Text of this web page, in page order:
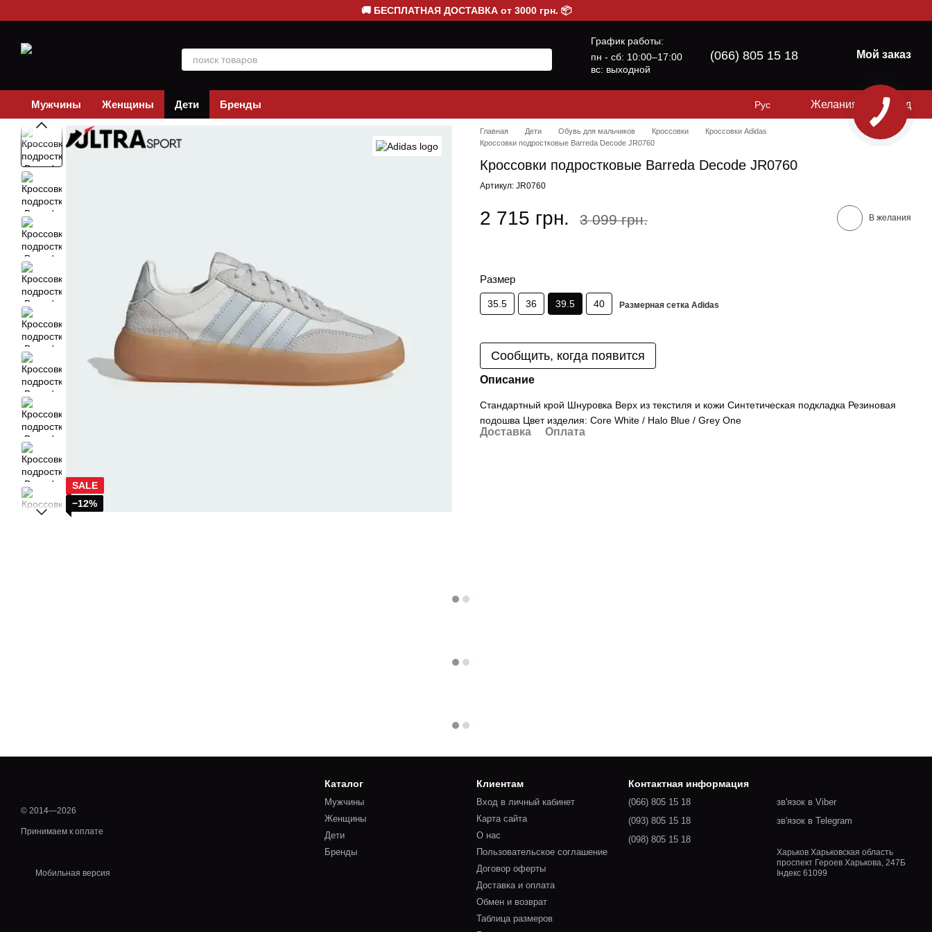
🚚 БЕСПЛАТНАЯ ДОСТАВКА от 3000 грн. 📦
График работы:
пн - сб: 10:00–17:00
вс: выходной
(066) 805 15 18 Мой заказ
Мужчины Женщины Дети Бренды Рус Желания Вход
SALE
−12%
Главная Дети Обувь для мальчиков Кроссовки
Кроссовки Adidas
Кроссовки подростковые Barreda Decode JR0760
Кроссовки подростковые Barreda Decode JR0760
Артикул: JR0760
2 715 грн. 3 099 грн. В желания
Размер
35.5 36 39.5 40 Размерная сетка Adidas
Сообщить, когда появится
Описание
Стандартный крой Шнуровка Верх из текстиля и кожи Синтетическая подкладка Резиновая
подошва Цвет изделия: Core White / Halo Blue / Grey One
Доставка Оплата
© 2014—2026
Принимаем к оплате
Мобильная версия
Каталог
Мужчины
Женщины
Дети
Бренды
Клиентам
Вход в личный кабинет
Карта сайта
О нас
Пользовательское соглашение
Договор оферты
Доставка и оплата
Обмен и возврат
Таблица размеров
Контактная информация
(066) 805 15 18
(093) 805 15 18
(098) 805 15 18
зв'язок в Viber
зв'язок в Telegram
Харьков Харьковская область
проспект Героев Харькова, 247Б
Індекс 61099